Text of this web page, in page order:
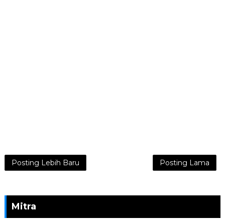
Posting Lebih Baru Posting Lama
Mitra